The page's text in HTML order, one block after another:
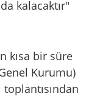
kalacaktır"
kısa bir süre
Kurumu)